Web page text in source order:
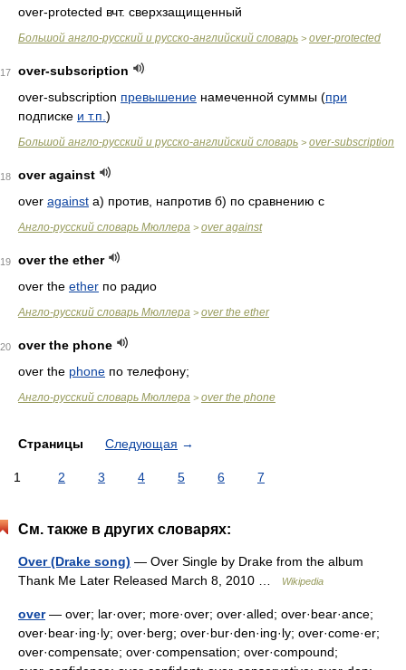
over-protected вчт. сверхзащищенный
Большой англо-русский и русско-английский словарь > over-protected
17
over-subscription
over-subscription превышение намеченной суммы (при
подписке и т.п. )
Большой англо-русский и русско-английский словарь > over-subscription
18
over against
over against а) против, напротив б) по сравнению с
Англо-русский словарь Мюллера > over against
19
over the ether
over the ether по радио
Англо-русский словарь Мюллера > over the ether
20
over the phone
over the phone по телефону;
Англо-русский словарь Мюллера > over the phone
Страницы Следующая →
1 2 3 4 5 6 7
См. также в других словарях:
Over (Drake song) — Over Single by Drake from the album
Thank Me Later Released March 8, 2010 …
Wikipedia
over— over; lar·over; more·over; over·alled; over·bear·ance;
over·bear·ing·ly; over·berg; over·bur·den·ing·ly; over·come·er;
over·compensate; over·compensation; over·compound;